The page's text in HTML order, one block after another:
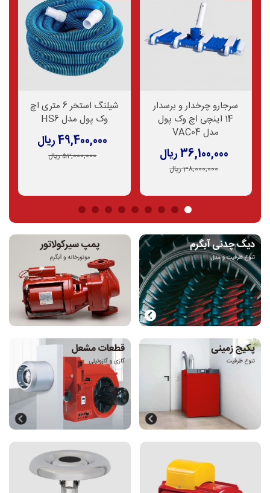
سرجارو چرخدار و برسدار
14 اینچی اچ وک پول
مدل VAC04
36,100,000 ریال
38,000,000 ریال
شیلنگ استخر 6 متری اچ
وک پول مدل HS6
49,400,000 ریال
52,000,000 ریال